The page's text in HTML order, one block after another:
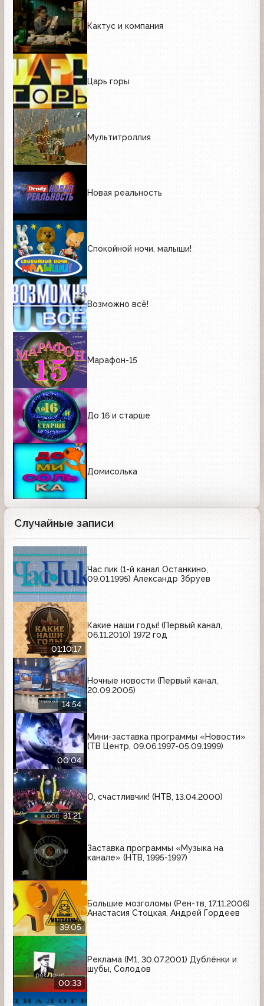
Кактус и компания
Царь горы
Мультитроллия
Новая реальность
Спокойной ночи, малыши!
Возможно всё!
Марафон-15
До 16 и старше
Домисолька
Случайные записи
Час пик (1-й канал Останкино,
09.01.1995) Александр Збруев
01:10:17
Какие наши годы! (Первый канал,
06.11.2010) 1972 год
14:54
Ночные новости (Первый канал,
20.09.2005)
00:04
Мини-заставка программы «Новости»
(ТВ Центр, 09.06.1997-05.09.1999)
31:21
О, счастливчик! (НТВ, 13.04.2000)
Заставка программы «Музыка на
канале» (НТВ, 1995-1997)
39:05
Большие мозголомы (Рен-тв, 17.11.2006)
Анастасия Стоцкая, Андрей Гордеев
00:33
Реклама (М1, 30.07.2001) Дублёнки и
шубы, Солодов